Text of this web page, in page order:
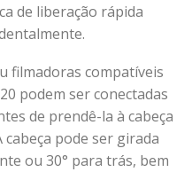
de liberação rápida
filmadoras compatíveis
podem ser conectadas
de prendê-la à cabeça
cabeça pode ser girada
ou 30° para trás, bem